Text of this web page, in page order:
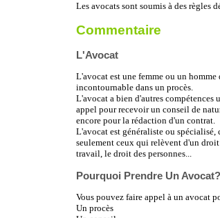
Les avocats sont soumis à des règles
Commentaire
L'Avocat
L'avocat est une femme ou un
incontournable dans un procès.
L'avocat a bien d'autres
appel pour recevoir un conseil de
encore pour la rédaction d'un contrat.
L'avocat est généraliste ou
seulement ceux qui relèvent d'un
travail, le droit des personnes...
Pourquoi Prendre Un Avocat?
Vous pouvez faire appel à un avocat
Un procès